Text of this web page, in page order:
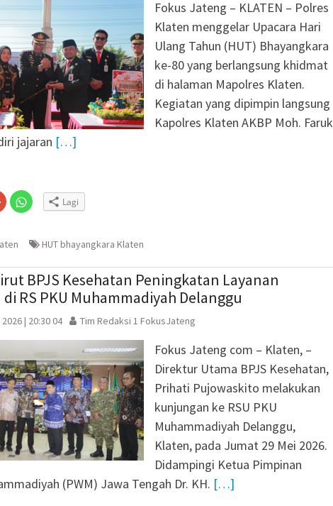
Kecil untuk
22 Tangki Air
Wonosegoro
Selesaikan Kasus
Setengah Karung
Justice
Fokus Jateng – KLATEN – Polres
Klaten menggelar Upacara Hari
Ulang Tahun (HUT) Bhayangkara
ke-80 yang berlangsung khidmat
di halaman Mapolres Klaten.
Kegiatan yang dipimpin langsung
Kapolres Klaten AKBP Moh. Faruk
jajaran […]
Klik
untuk
berbagi
(Membuka
di
yang
baru)
Klik
untuk
di
jendela
baru)
Lagi
HUT bhayangkara Klaten
BPJS Kesehatan Peningkatan Layanan
RS PKU Muhammadiyah Delanggu
| 20:30 04 Tim Redaksi 1 FokusJateng
Fokus Jateng com – Klaten, –
Direktur Utama BPJS Kesehatan,
Prihati Pujowaskito melakukan
kunjungan ke RSU PKU
Muhammadiyah Delanggu,
Klaten, pada Jumat 29 Mei 2026.
Didampingi Ketua Pimpinan
(PWM) Jawa Tengah Dr. KH. […]